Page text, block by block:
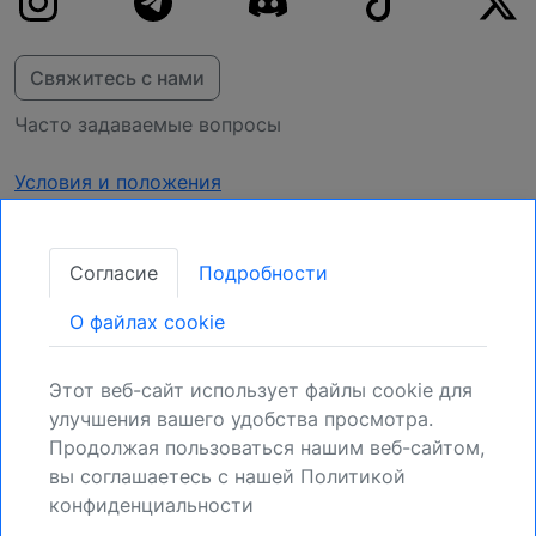
Свяжитесь с нами
Часто задаваемые вопросы
Условия и положения
Получать обновления
Закрепите свою позицию:
возможностей.
Регистрация
Согласие Подробности
O файлах cookie
Этот веб-сайт использует файлы cookie для
улучшения вашего удобства просмотра.
Продолжая пользоваться нашим веб-сайтом,
вы соглашаетесь с нашей Политикой
конфиденциальности